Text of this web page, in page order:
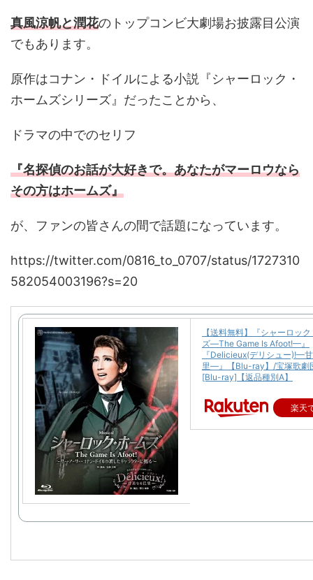
真風涼帆と潤花のトップコンビ大劇場お披露目公演
でもあります。
原作はコナン・ドイルによる小説『シャーロック・
ホームズシリーズ』だったことから、
ドラマの中でのセリフ
『名探偵のお話が大好きで。あなたがマーロウなら
その方はホームズ』
が、ファンの皆さんの間で話題になっています。
https://twitter.com/0816_to_0707/status/1727310
582054003196?s=20
【送料無料】『シャーロッ
ズ—The Game Is Afoot!—』
『Delicieux(デリシュー)!—
里—』【Blu-ray】/宝塚歌劇
[Blu-ray]【返品種別A】
楽天